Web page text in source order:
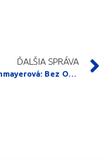
ĎALŠIA SPRÁVA
Gabriela Rothmayerová: Bez Orbána by nebol Magyar